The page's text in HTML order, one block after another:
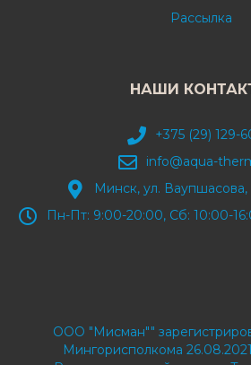
Рассылка
НАШИ
+375 (29) 129-
info@aqua-
Минск, ул. Ваупшасова,
Пн-Пт: 9:00-20:00, Сб: 10:00-
ООО "Мисман""
Мингорисполкома